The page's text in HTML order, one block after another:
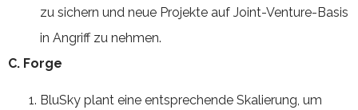
zu sichern und neue Projekte auf Joint-Venture-Basis
in Angriff zu nehmen.
C. Forge
BluSky plant eine entsprechende Skalierung, um